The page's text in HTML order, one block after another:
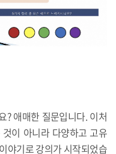
? 애매한 질문입니다. 이처
이 아니라 다양하고 고유
야기로 강의가 시작되었습